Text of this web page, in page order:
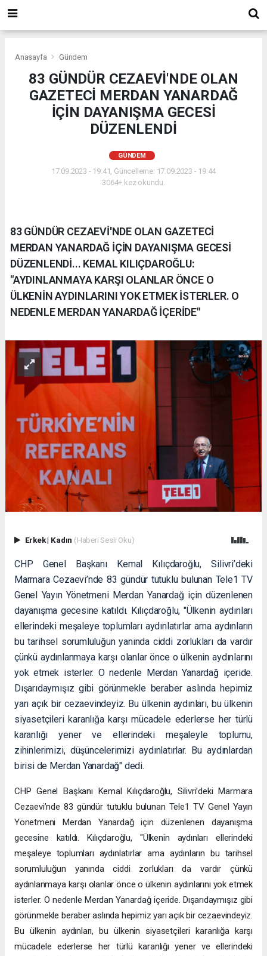
Anasayfa Gündem
83 GÜNDÜR CEZAEVİ'NDE OLAN
GAZETECİ MERDAN YANARDAĞ
İÇİN DAYANIŞMA GECESİ
DÜZENLENDİ
GÜNDEM
17.09.2023 - 19:41, Güncelleme: 17.09.2023 - 19:44
3064+ kez okundu.
83 GÜNDÜR CEZAEVİ'NDE OLAN GAZETECİ
MERDAN YANARDAĞ İÇİN DAYANIŞMA GECESİ
DÜZENLENDİ... KEMAL KILIÇDAROĞLU:
"AYDINLANMAYA KARŞI OLANLAR ÖNCE O
ÜLKENİN AYDINLARINI YOK ETMEK İSTERLER. O
NEDENLE MERDAN YANARDAĞ İÇERİDE"
Erkek| Kadın (Haberi Sesli Oku)
CHP Genel Başkanı Kemal Kılıçdaroğlu, Silivri’deki
Marmara Cezaevi’nde 83 gündür tutuklu bulunan Tele1 TV
Genel Yayın Yönetmeni Merdan Yanardağ için düzenlenen
dayanışma gecesine katıldı. Kılıçdaroğlu, "Ülkenin aydınları
ellerindeki meşaleye toplumları aydınlatırlar ama aydınların
bu tarihsel sorumluluğun yanında ciddi zorlukları da vardır
çünkü aydınlanmaya karşı olanlar önce o ülkenin aydınlarını
yok etmek isterler. O nedenle Merdan Yanardağ içeride.
Dışarıdaymışız gibi görünmekle beraber aslında hepimiz
yarı açık bir cezaevindeyiz. Bu ülkenin aydınları, bu ülkenin
siyasetçileri karanlığa karşı mücadele ederlerse her türlü
karanlığı yener ve ellerindeki meşaleyle toplumu,
zihinlerimizi, düşüncelerimizi aydınlatırlar. Bu aydınlardan
birisi de Merdan Yanardağ" dedi.
CHP Genel Başkanı Kemal Kılıçdaroğlu, Silivri’deki Marmara
Cezaevi’nde 83 gündür tutuklu bulunan Tele1 TV Genel Yayın
Yönetmeni Merdan Yanardağ için düzenlenen dayanışma
gecesine katıldı. Kılıçdaroğlu, "Ülkenin aydınları ellerindeki
meşaleye toplumları aydınlatırlar ama aydınların bu tarihsel
sorumluluğun yanında ciddi zorlukları da vardır çünkü
aydınlanmaya karşı olanlar önce o ülkenin aydınlarını yok etmek
isterler. O nedenle Merdan Yanardağ içeride. Dışarıdaymışız gibi
görünmekle beraber aslında hepimiz yarı açık bir cezaevindeyiz.
Bu ülkenin aydınları, bu ülkenin siyasetçileri karanlığa karşı
mücadele ederlerse her türlü karanlığı yener ve ellerindeki